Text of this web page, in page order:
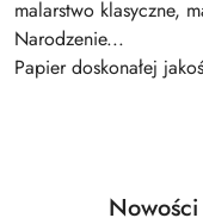
malarstwo klasyczne,
Narodzenie...
Papier doskonałej
Produkty
Nowości